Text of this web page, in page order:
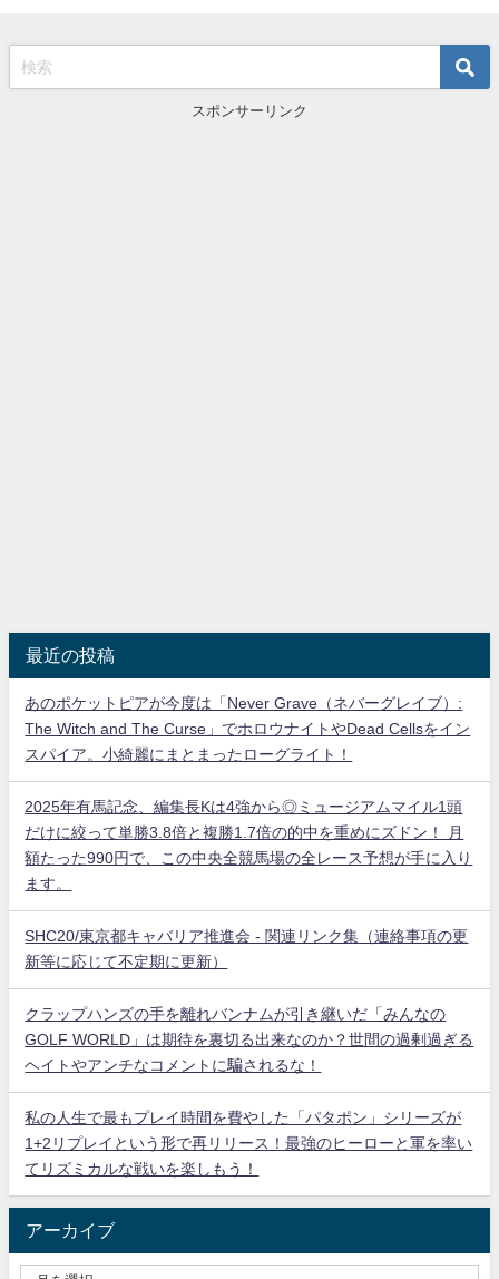
スポンサーリンク
最近の投稿
あのポケットピアが今度は「Never Grave（ネバーグレイブ）:
The Witch and The Curse」でホロウナイトやDead Cellsをイン
スパイア。小綺麗にまとまったローグライト！
2025年有馬記念、編集長Kは4強から◎ミュージアムマイル1頭
だけに絞って単勝3.8倍と複勝1.7倍の的中を重めにズドン！ 月
額たった990円で、この中央全競馬場の全レース予想が手に入り
ます。
SHC20/東京都キャバリア推進会 - 関連リンク集（連絡事項の更
新等に応じて不定期に更新）
クラップハンズの手を離れバンナムが引き継いだ「みんなの
GOLF WORLD」は期待を裏切る出来なのか？世間の過剰過ぎる
ヘイトやアンチなコメントに騙されるな！
私の人生で最もプレイ時間を費やした「パタポン」シリーズが
1+2リプレイという形で再リリース！最強のヒーローと軍を率い
てリズミカルな戦いを楽しもう！
アーカイブ